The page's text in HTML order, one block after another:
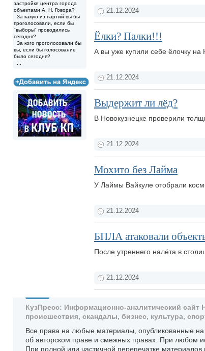
застройке центра города
объектами А. Н. Говора?
За какую из партий вы бы
проголосовали, если бы
"выборы" проводились
сегодня?
За кого проголосовали бы
вы, если бы голосование
было сегодня?
21.12.2024
Ёлки? Палки!!!
А вы уже купили себе ёлочку на
21.12.2024
Выдержит ли лёд?
В Новокузнецке проверили
21.12.2024
Мохито без Лайма
У Лаймы Вайкуле отобрали
21.12.2024
БПЛА атаковали
После утреннего налёта в
21.12.2024
КузПресс: Информационно-аналитический сайт
происшествия, скандалы, бизнес, культура,
Все права на любые материалы, опубликованные
об авторском праве и смежных правах. При любом
При полной или частичной перепечатке материалов